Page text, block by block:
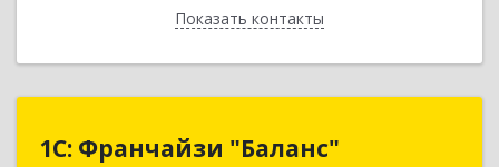
Показать контакты
Назад
1С: Франчайзи "Баланс"
1С: Франчайзи "Баланс"